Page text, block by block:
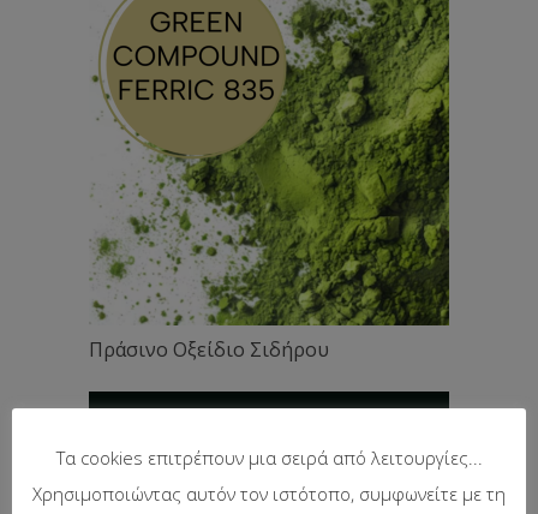
Πράσινο Οξείδιο Σιδήρου
Τα cookies επιτρέπουν μια σειρά από λειτουργίες...
Χρησιμοποιώντας αυτόν τον ιστότοπο, συμφωνείτε με τη